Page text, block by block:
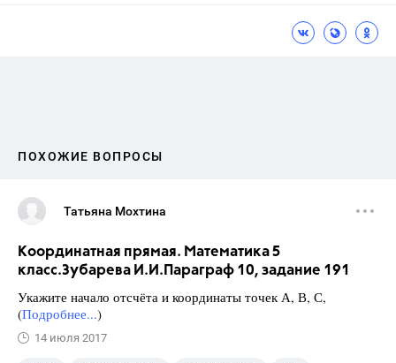
ПОХОЖИЕ ВОПРОСЫ
Татьяна Мохтина
Координатная прямая. Математика 5
класс.Зубарева И.И.Параграф 10, задание 191
Укажите начало отсчёта и координаты точек А, В, С,
(Подробнее...)
14 июля 2017